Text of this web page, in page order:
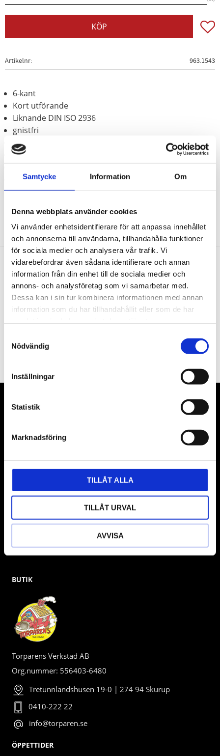
Samtycke Information Om
Denna webbplats använder cookies
Vi använder enhetsidentifierare för att anpassa innehållet
och annonserna till användarna, tillhandahålla funktioner
för sociala medier och analysera vår trafik. Vi
vidarebefordrar även sådana identifierare och annan
information från din enhet till de sociala medier och
annons- och analysföretag som vi samarbetar med.
Dessa kan i sin tur kombinera informationen med annan
information som du har tillhandahållit eller som de har
Nödvändig
Inställningar
Statistik
Marknadsföring
TILLÅT ALLA
TILLÅT URVAL
AVVISA
KÖP
Artikelnr 963.1543
6-kant
Kort utförande
Liknande DIN ISO 2936
gnistfri
explosionsskyddad
korrosionsbeständig
slittålig
Aluminium-brons (icke-järn-legering)
Nyhetsbrev
integritetspolicy.
VÅRA LEVERANTÖRER
Våra främsta leverantörer är KS Tools verktyg, ATH billyftar
& däckmaskiner och Master luftmaskiner. Kontakta oss
kunden.
BUTIK
Torparens Verkstad AB
Org.nummer: 556403-6480
Tretunnlandshusen 19-0 | 274 94 Skurup
0410-222 22
info@torparen.se
ÖPPETTIDER